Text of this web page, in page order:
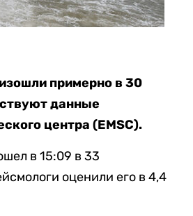
примерно в 30
данные
центра (EMSC).
в 15:09 в 33
оценили его в 4,4